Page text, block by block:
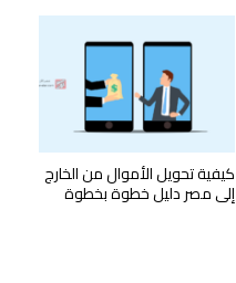
كيفية تحويل الأموال من الخارج
إلى مصر دليل خطوة بخطوة